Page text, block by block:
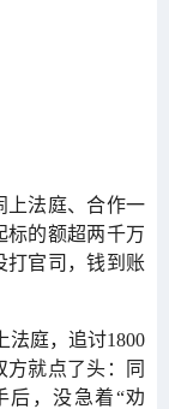
上法庭、合作一
标的额超两千万
官司，钱到账
法庭，追讨1800
就点了头：同
后，没急着“劝